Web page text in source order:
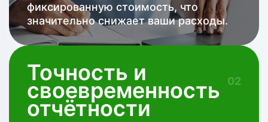
фиксированную стоимость, что
значительно снижает ваши расходы.
Точность и
своевременность
отчётности
02